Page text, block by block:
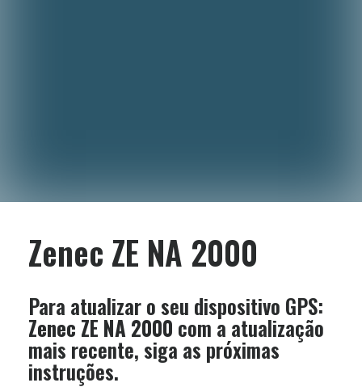
Zenec ZE NA 2000
Para atualizar o seu dispositivo GPS:
Zenec ZE NA 2000 com a atualização
mais recente, siga as próximas
instruções.